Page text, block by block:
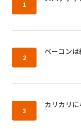
作り方2：
ベーコンは
作り方3：
カリカリに